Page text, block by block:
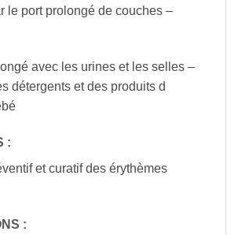
le port prolongé de couches –
avec les urines et les selles –
détergents et des produits d
:
et curatif des érythèmes
: